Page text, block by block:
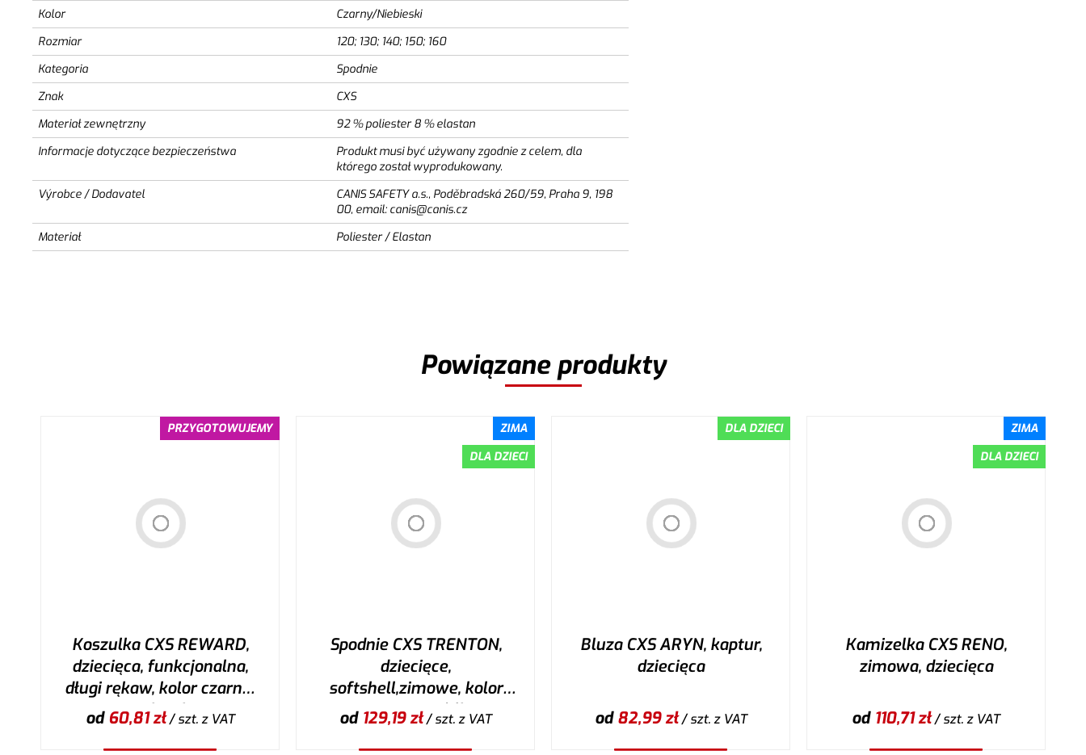
Kolor
Czarny/Niebieski
Rozmiar
120; 130; 140; 150; 160
Kategoria
Spodnie
Znak
CXS
Materiał zewnętrzny
92 % poliester 8 % elastan
Informacje dotyczące bezpieczeństwa
Produkt musi być używany zgodnie z celem, dla
którego został wyprodukowany.
Výrobce / Dodavatel
CANIS SAFETY a.s., Poděbradská 260/59, Praha 9, 198
00, email: canis@canis.cz
Materiał
Poliester / Elastan
Powiązane produkty
PRZYGOTOWUJEMY
Koszulka CXS REWARD,
dziecięca, funkcjonalna,
długi rękaw, kolor czarno-
niebieski
od60,81zł/ szt.z VAT
ZIMA
DLA DZIECI
Spodnie CXS TRENTON,
dziecięce,
softshell,zimowe, kolor
czarny + HV żółto-
pomarańczowe elementy
od 129,19zł/ szt.z VAT
DLA DZIECI
Bluza CXS ARYN, kaptur,
dziecięca
od82,99zł/ szt.z VAT
ZIMA
DLA DZIECI
Kamizelka CXS RENO,
zimowa, dziecięca
od 110,71zł/ szt.z VAT